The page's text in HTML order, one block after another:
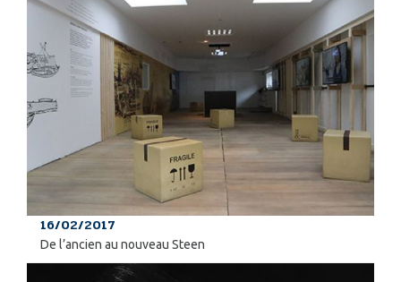
16/02/2017
De l’ancien au nouveau Steen